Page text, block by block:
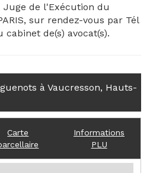
Juge de l'Exécution du
sur rendez-vous par Tél
cabinet de(s) avocat(s).
à Vaucresson, Hauts-
Carte
Informations
PLU